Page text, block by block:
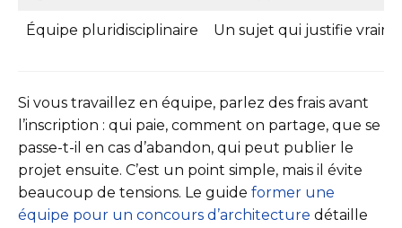
Équipe pluridisciplinaire Un sujet qui justifie
Si vous travaillez en équipe, parlez des frais avant
l’inscription : qui paie, comment on partage, que se
passe-t-il en cas d’abandon, qui peut publier le
projet ensuite. C’est un point simple, mais il évite
beaucoup de tensions. Le guide former une
équipe pour un concours d’architecture détaille